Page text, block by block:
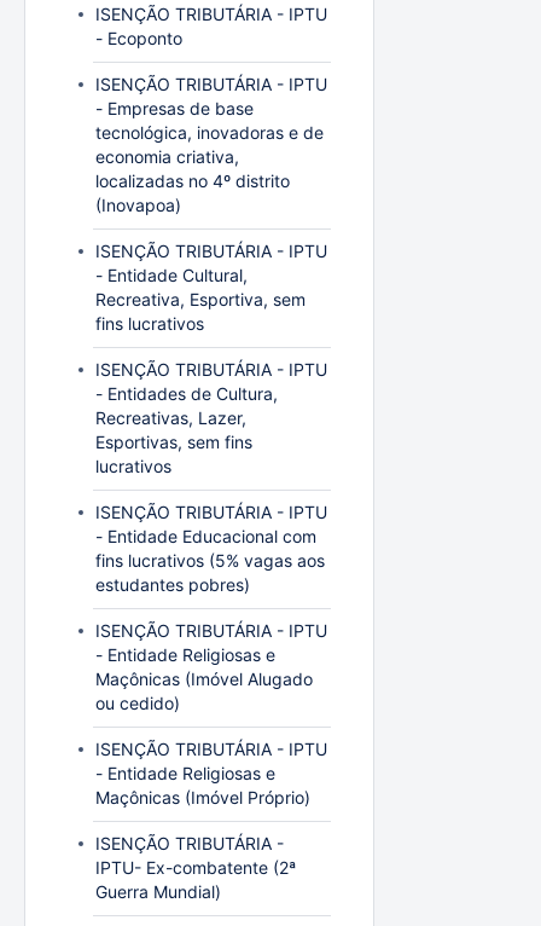
ISENÇÃO TRIBUTÁRIA - IPTU
- Ecoponto
ISENÇÃO TRIBUTÁRIA - IPTU
- Empresas de base
tecnológica, inovadoras e de
economia criativa,
localizadas no 4º distrito
(Inovapoa)
ISENÇÃO TRIBUTÁRIA - IPTU
- Entidade Cultural,
Recreativa, Esportiva, sem
fins lucrativos
ISENÇÃO TRIBUTÁRIA - IPTU
- Entidades de Cultura,
Recreativas, Lazer,
Esportivas, sem fins
lucrativos
ISENÇÃO TRIBUTÁRIA - IPTU
- Entidade Educacional com
fins lucrativos (5% vagas aos
estudantes pobres)
ISENÇÃO TRIBUTÁRIA - IPTU
- Entidade Religiosas e
Maçônicas (Imóvel Alugado
ou cedido)
ISENÇÃO TRIBUTÁRIA - IPTU
- Entidade Religiosas e
Maçônicas (Imóvel Próprio)
ISENÇÃO TRIBUTÁRIA -
IPTU- Ex-combatente (2ª
Guerra Mundial)